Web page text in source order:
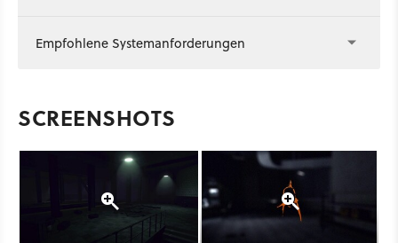
Empfohlene Systemanforderungen
SCREENSHOTS